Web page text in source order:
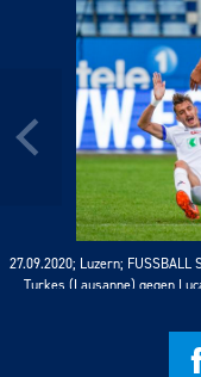
BUSINESS
RESTAURATION
CLUB
27.09.2020; Luzern; FUSSBALL
Turkes (Lausanne) gegen